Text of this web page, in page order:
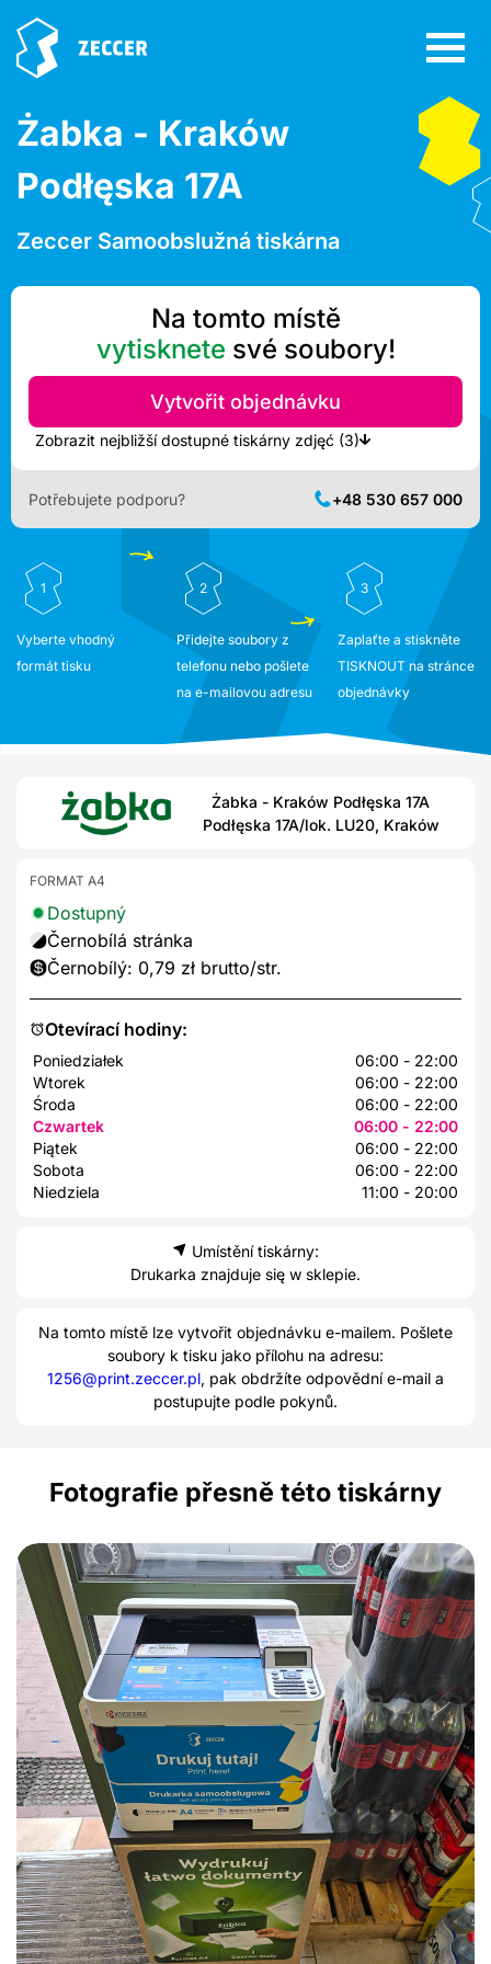
Żabka - Kraków
Podłęska 17A
Zeccer Samoobslužná tiskárna
Na tomto místě
vytisknete své soubory!
Vytvořit objednávku
Zobrazit nejbližší dostupné tiskárny zdjęć (3)
Potřebujete podporu? +48 530 657 000
1
Vyberte vhodný
formát tisku
2
Přidejte soubory z
telefonu nebo pošlete
na e-mailovou adresu
3
Zaplaťte a stiskněte
TISKNOUT na stránce
objednávky
Żabka - Kraków Podłęska 17A
Podłęska 17A/lok. LU20, Kraków
Otevírací hodiny:
Poniedziałek
06:00 - 22:00
Wtorek
06:00 - 22:00
Środa
06:00 - 22:00
Czwartek
06:00 - 22:00
Piątek
06:00 - 22:00
Sobota
06:00 - 22:00
Niedziela
11:00 - 20:00
FORMAT A4
Dostupný
Černobílá stránka
Černobílý: 0,79 zł brutto/str.
Umístění tiskárny:
Drukarka znajduje się w sklepie.
Na tomto místě lze vytvořit objednávku e-mailem. Pošlete
soubory k tisku jako přílohu na adresu:
1256@print.zeccer.pl, pak obdržíte odpovědní e-mail a
postupujte podle pokynů.
Fotografie přesně této tiskárny